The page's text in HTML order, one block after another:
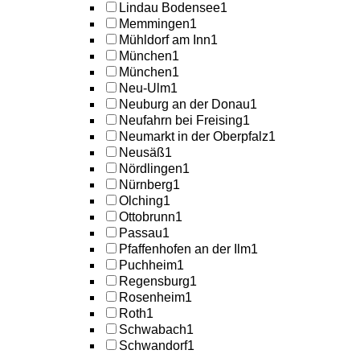
Lindau Bodensee1
Memmingen1
Mühldorf am Inn1
München1
München1
Neu-Ulm1
Neuburg an der Donau1
Neufahrn bei Freising1
Neumarkt in der Oberpfalz1
Neusäß1
Nördlingen1
Nürnberg1
Olching1
Ottobrunn1
Passau1
Pfaffenhofen an der Ilm1
Puchheim1
Regensburg1
Rosenheim1
Roth1
Schwabach1
Schwandorf1